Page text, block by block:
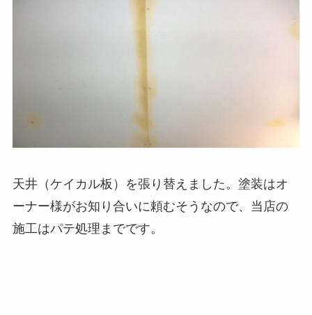
天井（ケイカル板）を張り替えました。塗装はオ
ーナー様がお知り合いに頼むそうなので、当店の
施工はパテ処理までです。